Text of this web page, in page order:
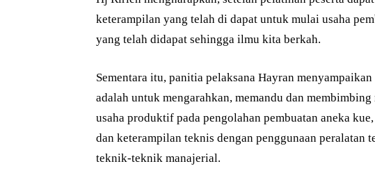
keterampilan yang telah di dapat untuk mulai usaha
yang telah didapat sehingga ilmu kita berkah.
Sementara itu, panitia pelaksana Hayran
adalah untuk mengarahkan, memandu dan
usaha produktif pada pengolahan pembuatan aneka
dan keterampilan teknis dengan penggunaan peralatan
teknik-teknik manajerial.